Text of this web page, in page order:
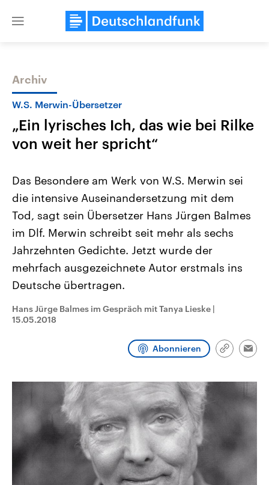
Close
Themen
USA
Aktuelle Beiträge, Analysen und
Hintergründe
Wirtschaftlich und militärisch
gehören die Vereinigten Staaten zu
den mächtigsten Ländern der Erde,
mit großem Einfluss auf das
aktuelle Weltgeschehen.
Nahostkonflikt
Aktuelle Lage und
Der Überfall der
Terrororganisation Hamas
Oktober 2023 auf Israel
Region wieder die Gewalt
Israel möchte die Hamas
Sendungen Programm Podcasts
Archiv
W.S. Merwin-Übersetzer
„Ein lyrisches Ich, das wie bei Rilke
von weit her spricht“
Das Besondere am Werk von W.S. Merwin sei
die intensive Auseinandersetzung mit dem
Tod, sagt sein Übersetzer Hans Jürgen Balmes
im Dlf. Merwin schreibt seit mehr als sechs
Jahrzehnten Gedichte. Jetzt wurde der
mehrfach ausgezeichnete Autor erstmals ins
Deutsche übertragen.
Hans Jürge Balmes im Gespräch mit Tanya Lieske |
15.05.2018
Abonnieren
Link